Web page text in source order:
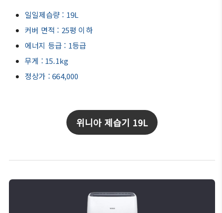
일일제습량 : 19L
커버 면적 : 25평 이하
에너지 등급 : 1등급
무게 : 15.1kg
정상가 : 664,000
위니아 제습기 19L